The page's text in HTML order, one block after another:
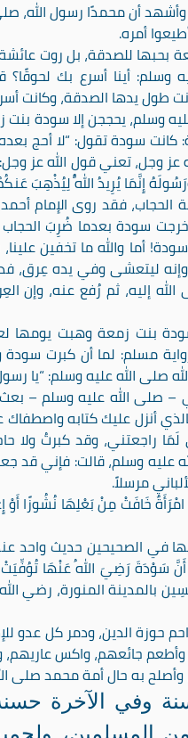
وأشهد أن محمدًا رسول الله،
أمره.
بحبها للصدقة، بل روت
وسلم: أينا أسرع بك
طول يدها الصدقة، وكانت
وسلم، يحججن إلا سودة بنت
كانت سودة تقول: “لا أحج
عز وجل، تعني قول الله عز
إِنَّمَا يُرِيدُ اللَّهُ لِيُذْهِبَ
الحجاب، فقد روى الإمام
سودة بعدما ضُرِبَ
أما والله ما تخفين
ليتعشى وفي يده عِرق،
إليه، ثم رُفع عنه،
بنت زمعة وهبت يومها
مسلم: لما أن كبرت
صلى الله عليه وسلم: “يا
صلى الله عليه وسلم –
أنزل عليك كتابه
لَمَا راجعتني، وقد كبرتُ
عليه وسلم، قالت: فإني قد
مرسلاً.
خَافَتْ مِنْ بَعْلِهَا نُشُوزًا أَوْ
الصحيحين حديث واحد
سَوْدَةَ رَضِيَ اللهُ عَنْهَا
المنورة، رضي
حوزة الدين، ودمر كل عدو
جائعهم، واكس
به حال أمة محمد صلى
وفي الآخرة
المسلمين،